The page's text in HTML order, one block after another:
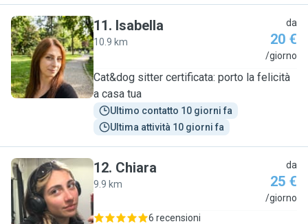
I
11. Isabella
10.9 km
da
20 €
/giorno
Cat&dog sitter certificata: porto la felicità
a casa tua
Ultimo contatto 10 giorni fa
Ultima attività 10 giorni fa
C
12. Chiara
9.9 km
da
25 €
/giorno
6 recensioni